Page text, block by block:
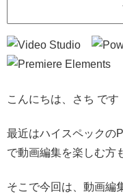
こんにちは、さち です
最近はハイスペックの
で動画編集を楽しむ方
そこで今回は、動画編